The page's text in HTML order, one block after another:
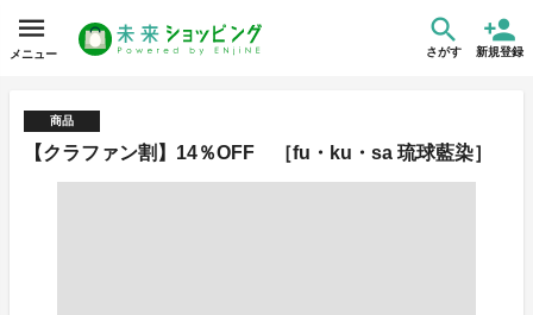
メニュー さがす 新規登録
商品
【クラファン割】14％OFF ［fu・ku・sa 琉球藍染］